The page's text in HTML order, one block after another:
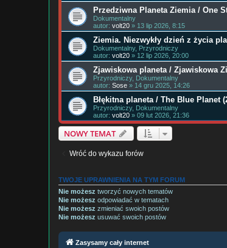
Przedziwna Planeta Ziemia / One
Dokumentalny
autor: volt20 » 13 lip 2026, 8:15
Ziemia. Niezwykły dzień z życia
Dokumentalny, Przyrodniczy
autor: volt20 » 12 lip 2026, 20:00
Zjawiskowa planeta / Zjawiskowa
Przyrodniczy, Dokumentalny
autor: Sose » 14 gru 2025, 14:26
Błękitna planeta / The Blue Planet
Przyrodniczy, Dokumentalny
autor: volt20 » 09 lut 2026, 21:36
NOWY TEMAT
Wróć do wykazu forów
TWOJE UPRAWNIENIA NA TYM FORUM
Nie możesz tworzyć nowych tematów
Nie możesz odpowiadać w tematach
Nie możesz zmieniać swoich postów
Nie możesz usuwać swoich postów
Zasysamy cały internet